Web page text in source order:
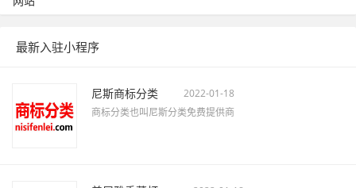
最新入驻小程序
尼斯商标分类
2022-01-18
商标分类也叫尼斯分类免费提供商